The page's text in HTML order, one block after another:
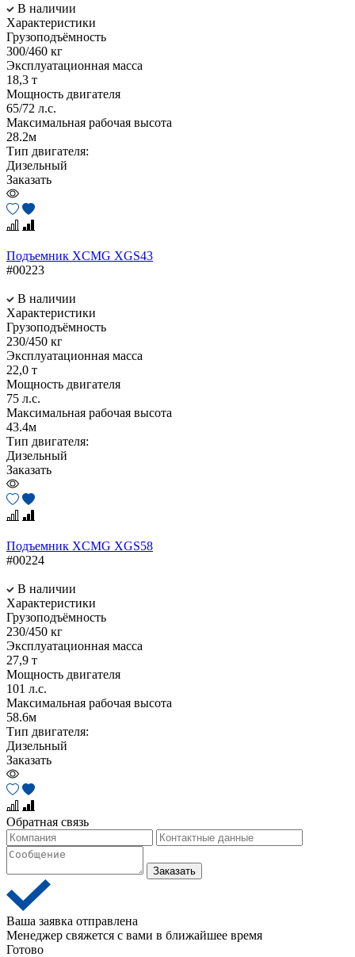
В наличии
Характеристики
Грузоподъёмность
300/460 кг
Эксплуатационная масса
18,3 т
Мощность двигателя
65/72 л.с.
Максимальная рабочая высота
28.2м
Тип двигателя:
Дизельный
Заказать
Подъемник XCMG XGS43
#00223
В наличии
Характеристики
Грузоподъёмность
230/450 кг
Эксплуатационная масса
22,0 т
Мощность двигателя
75 л.с.
Максимальная рабочая высота
43.4м
Тип двигателя:
Дизельный
Заказать
Подъемник XCMG XGS58
#00224
В наличии
Характеристики
Грузоподъёмность
230/450 кг
Эксплуатационная масса
27,9 т
Мощность двигателя
101 л.с.
Максимальная рабочая высота
58.6м
Тип двигателя:
Дизельный
Заказать
Обратная связь
Заказать
Ваша заявка отправлена
Менеджер свяжется с вами в ближайшее время
Готово